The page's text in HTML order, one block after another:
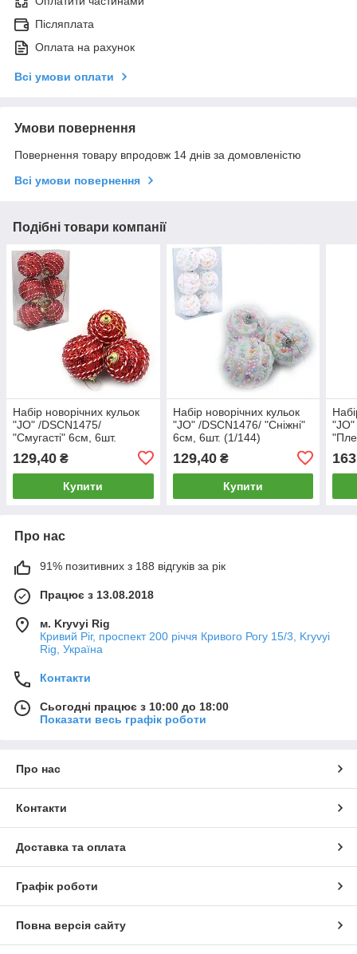
Післяплата
Оплата на рахунок
Всі умови оплати
Умови повернення
Повернення товару впродовж 14 днів за домовленістю
Всі умови повернення
Подібні товари компанії
Набір новорічних кульок
"JO" /DSCN1475/
"Смугасті" 6см, 6шт.
129,40 ₴
Купити
Набір новорічних кульок
"JO" /DSCN1476/ "Сніжні"
6см, 6шт. (1/144)
129,40₴
Купити
Про нас
91% позитивних з 188 відгуків за рік
Працює з 13.08.2018
м. Kryvyi Rig
Кривий Ріг, проспект 200 річчя Кривого Рогу 15/3, Kryvyi
Rig, Україна
Контакти
Сьогодні працює з 10:00 до 18:00
Показати весь графік роботи
Про нас
Контакти
Доставка та оплата
Графік роботи
Повна версія сайту